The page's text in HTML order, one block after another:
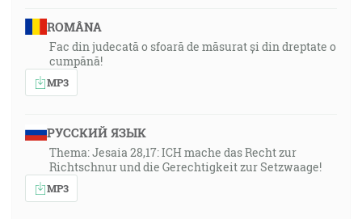
ROMÂNA
Fac din judecată o sfoară de măsurat și din dreptate o
cumpănă!
MP3
РУССКИЙ ЯЗЫК
Thema: Jesaia 28,17: ICH mache das Recht zur
Richtschnur und die Gerechtigkeit zur Setzwaage!
MP3